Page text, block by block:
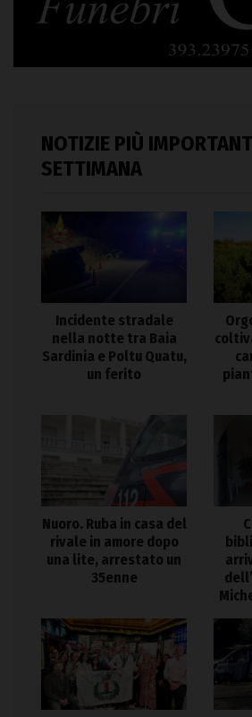
NOTIZIE PIÙ
SETTIMANA
Incidente stradale
nella notte tra Baia
Sardinia e Poltu Quatu,
un ferito
Nuoro. Ruba in casa del
rivale in amore dopo
una lite, arrestato un
35enne